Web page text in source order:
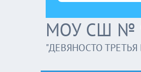
МОУ СШ №
"ДЕВЯНОСТО